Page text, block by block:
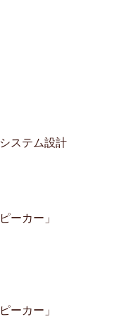
ステム設計
ーカー」
ーカー」